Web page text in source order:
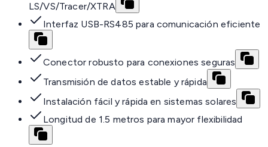
LS/VS/Tracer/XTRA
Interfaz USB-RS485 para comunicación eficiente
Conector robusto para conexiones seguras
Transmisión de datos estable y rápida
Instalación fácil y rápida en sistemas solares
Longitud de 1.5 metros para mayor flexibilidad